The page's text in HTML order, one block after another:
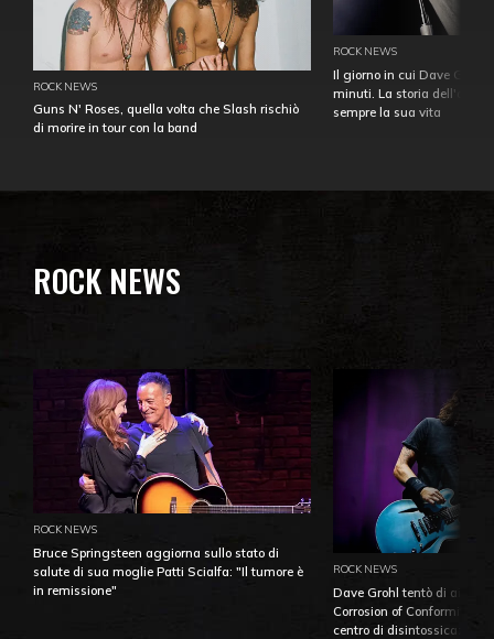
ROCK NEWS
Guns N' Roses, quella volta che Slash rischiò
di morire in tour con la band
ROCK NEWS
Il giorno in cui Dave
minuti. La storia
sempre la sua vita
ROCK NEWS
ROCK NEWS
Bruce Springsteen aggiorna sullo stato di
salute di sua moglie Patti Scialfa: "Il tumore è
in remissione"
ROCK NEWS
Dave Grohl tentò di
Corrosion of Conformity
centro di